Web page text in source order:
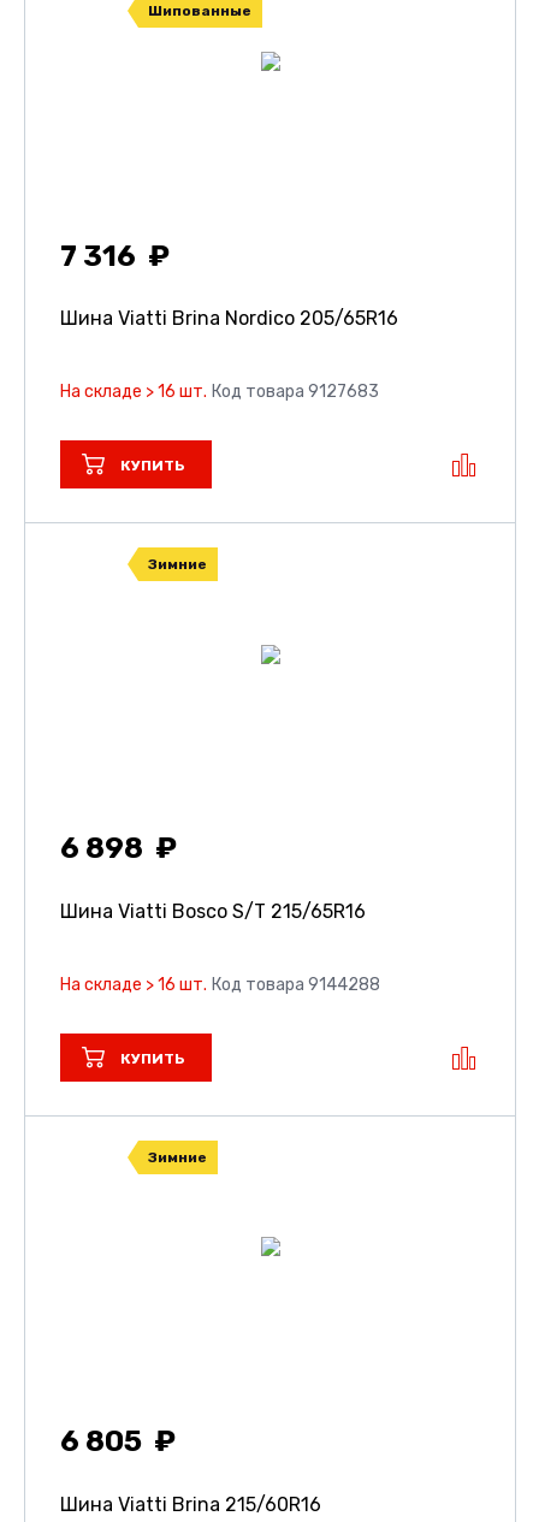
Шипованные
7 316
Шина Viatti Brina Nordico 205/65R16
На складе > 16 шт. Код товара 9127683
КУПИТЬ
Зимние
6 898
Шина Viatti Bosco S/T 215/65R16
На складе > 16 шт. Код товара 9144288
КУПИТЬ
Зимние
6 805
Шина Viatti Brina 215/60R16